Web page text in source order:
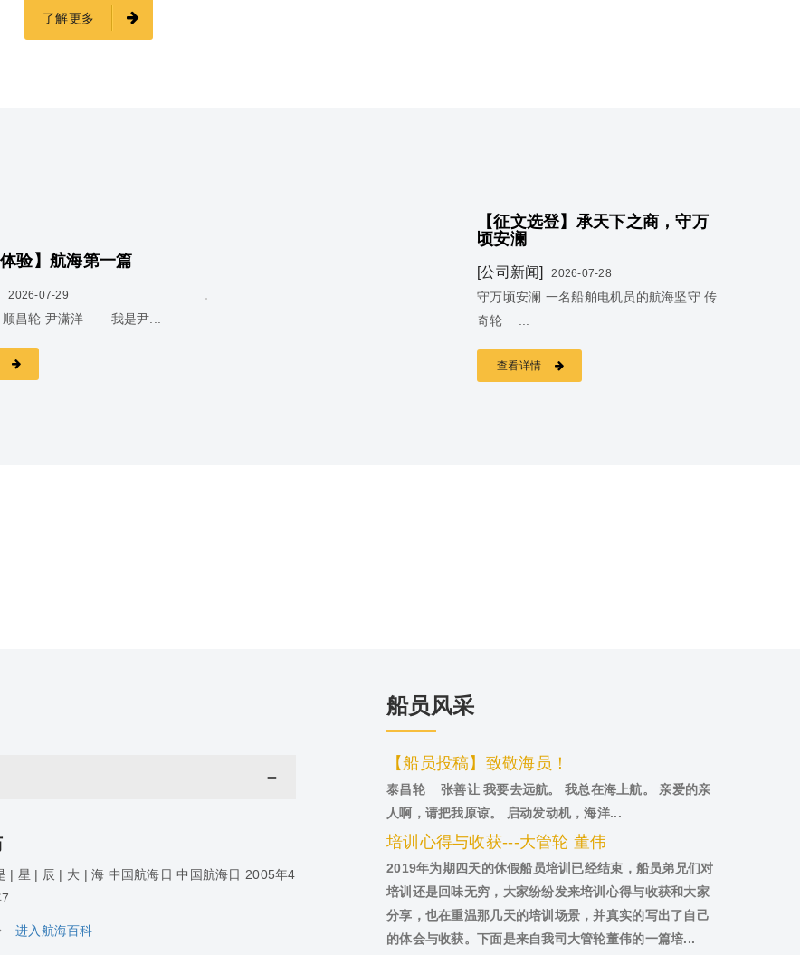
了解更多
体验】航海第一篇
]2026-07-29
顺昌轮 尹潇洋 我是尹...
【征文选登】承天下之商，守万
顷安澜
[公司新闻]2026-07-28
守万顷安澜 一名船舶电机员的航海坚守 传
奇轮 ...
查看详情
| 星 | 辰 | 大 | 海 中国航海日 中国航海日 2005年4
进入航海百科
船员风采
【船员投稿】致敬海员！
泰昌轮 张善让 我要去远航。 我总在海上航。 亲爱的亲
人啊，请把我原谅。 启动发动机，海洋...
培训心得与收获---大管轮 董伟
2019年为期四天的休假船员培训已经结束，船员弟兄们对
培训还是回味无穷，大家纷纷发来培训心得与收获和大家
分享，也在重温那几天的培训场景，并真实的写出了自己
的体会与收获。下面是来自我司大管轮董伟的一篇培...